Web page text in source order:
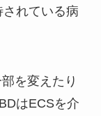
れている病
を変えたり
はECSを介